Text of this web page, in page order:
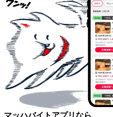
マッハバイトアプリなら